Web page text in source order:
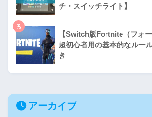
チ・スイッチライト】
3
【Switch版Fortnite（フォー
超初心者用の基本的なルー
き
アーカイブ